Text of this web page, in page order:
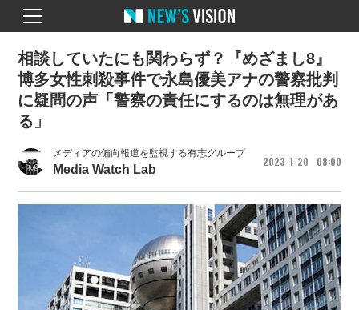
メディアの偏向報道を監視する有志グループ
Media Watch Lab
2023 1 20 08 00
相談していたにも関わらず？『めざまし8』
博多女性刺殺事件で永島優美アナの警察批判
に疑問の声「警察の責任にするのは無理があ
る」